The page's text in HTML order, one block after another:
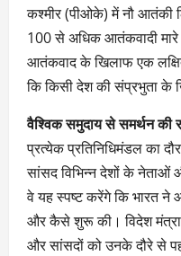
कश्मीर (पीओके) में नौ आतंकी
100 से अधिक आतंकवादी मारे
आतंकवाद के खिलाफ एक
कि किसी देश की संप्रभुता के
वैश्विक समुदाय से समर्थन की
प्रत्येक प्रतिनिधिमंडल का
सांसद विभिन्न देशों के नेताओं
वे यह स्पष्ट करेंगे कि भारत ने
और कैसे शुरू की। विदेश
और सांसदों को उनके दौरे से